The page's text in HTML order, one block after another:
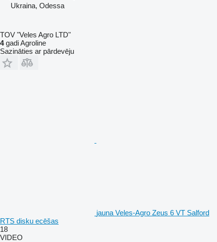
Ukraina, Odessa
TOV "Veles Agro LTD"
4gadi Agroline
Sazināties ar pārdevēju
jauna Veles-Agro Zeus 6 VT Salford
RTS disku ecēšas
18
VIDEO